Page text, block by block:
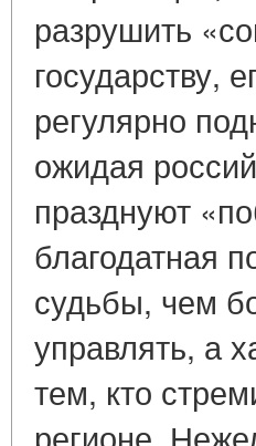
разрушить
государству,
регулярно
ожидая
празднуют
благодатная
судьбы, чем
управлять, а
тем, кто
регионе.